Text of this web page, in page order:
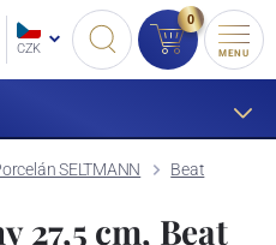
CZK
0
MENU
SELTMANN Beat
27,5 cm, Beat